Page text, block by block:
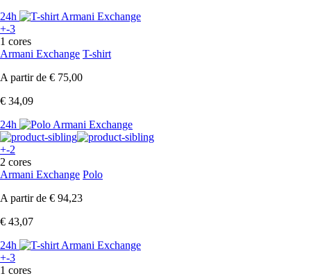
24h
+-3
1 cores
Armani Exchange T-shirt
A partir de € 75,00
€ 34,09
24h
+-2
2 cores
Armani Exchange Polo
A partir de € 94,23
€ 43,07
24h
+-3
1 cores